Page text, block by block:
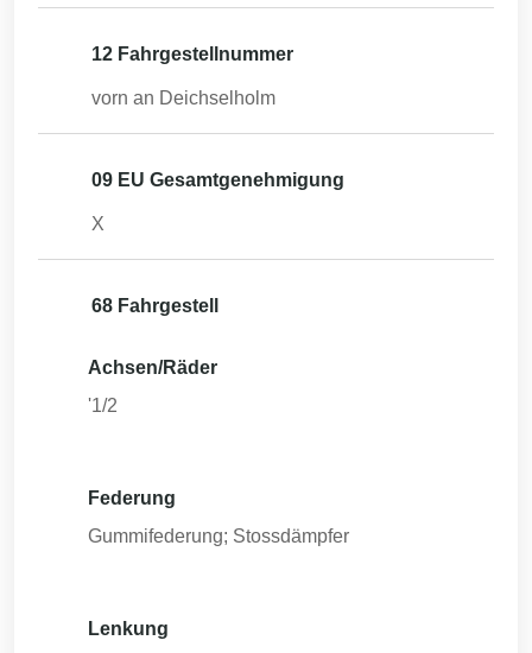
12 Fahrgestellnummer
vorn an Deichselholm
09 EU Gesamtgenehmigung
X
68 Fahrgestell
Achsen/Räder
'1/2
Federung
Gummifederung; Stossdämpfer
Lenkung